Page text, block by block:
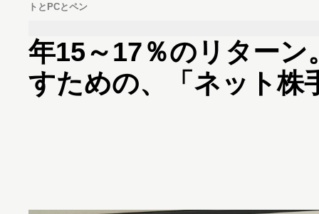
トとPCとペン
年15～17％のリターン
すための、「ネット株